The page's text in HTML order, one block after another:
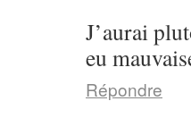
J’aurai
eu
Répondre